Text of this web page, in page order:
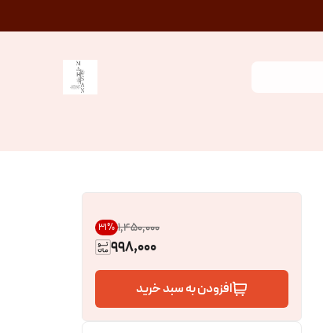
۱٬۴۵۰٬۰۰۰ 31%
998,000
افزودن به سبد خرید